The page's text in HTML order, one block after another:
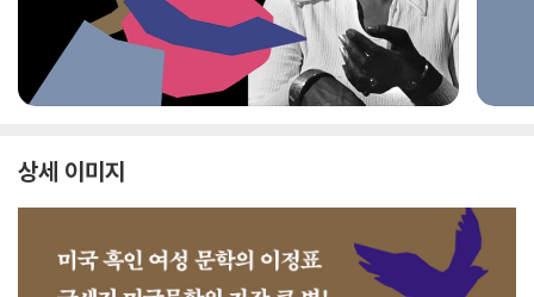
상세 이미지